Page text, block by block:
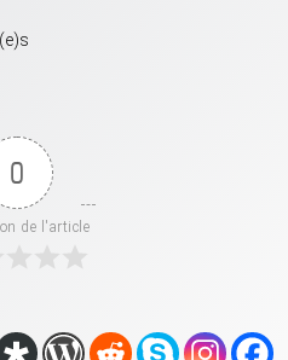
0
de l'article